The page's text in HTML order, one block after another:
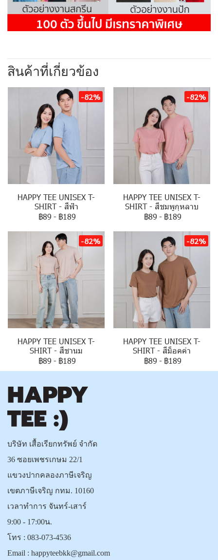
สินค้าที่เกี่ยวข้อง
-82%
HAPPY TEE UNISEX T-
SHIRT - สีฟ้า
฿89 - ฿189
-82%
HAPPY TEE UNISEX T-
SHIRT - สีชมพูกุหลาบ
฿89 - ฿189
-82%
HAPPY TEE UNISEX T-
SHIRT - สีชานม
฿89 - ฿189
-82%
HAPPY TEE UNISEX T-
SHIRT - สีม็อคค่า
฿89 - ฿189
บริษัท เสื้อเรียกทรัพย์ จำกัด
36 ซอยเพชรเกษม 22/1
แขวงปากคลองภาษีเจริญ
เขตภาษีเจริญ กทม. 10160
เวลาทำการ จันทร์-เสาร์
9:00 - 17:00น.
โทร : 083-073-4536
Email : happyteebkk@gmail.com